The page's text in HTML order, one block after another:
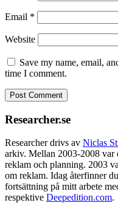
Email *
Website
Save my name, email,
time I comment.
Researcher.se
Researcher drivs av Niclas
arkiv. Mellan 2003-2008 var
reklam och planning. 2003
om reklam. Idag återfinner
fortsättning på mitt arbete
respektive Deepedition.com.